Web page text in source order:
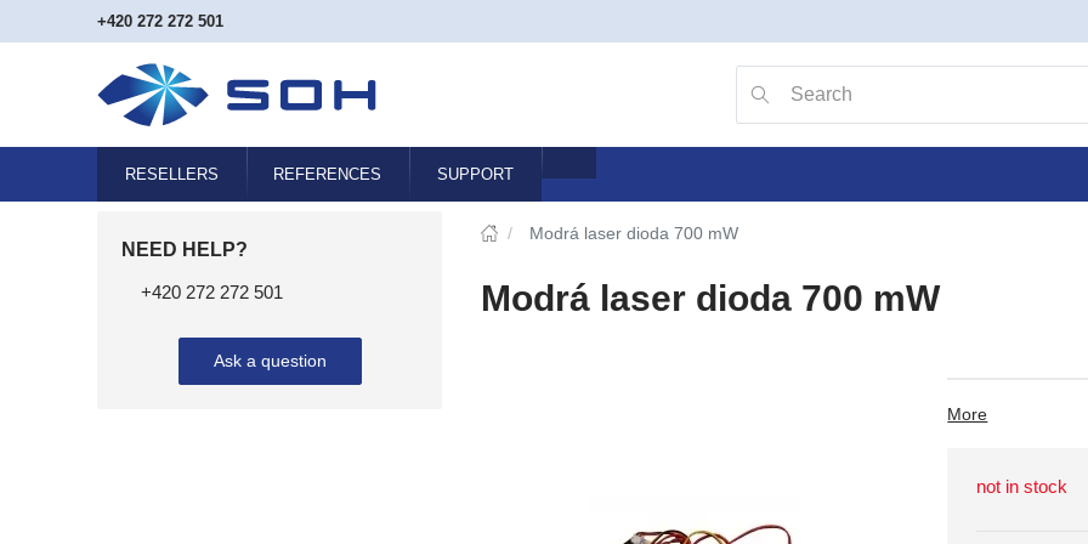
+420 272 272 501
RESELLERS REFERENCES SUPPORT
/ Modrá laser dioda 700 mW
Modrá laser dioda 700 mW
More
not in stock
NEED HELP?
+420 272 272 501
Ask a question